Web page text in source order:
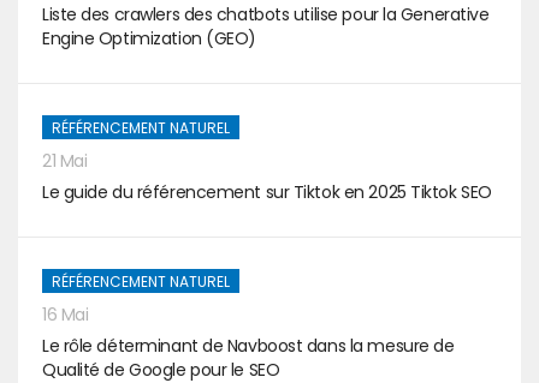
Liste des crawlers des chatbots utilise pour la Generative
Engine Optimization (GEO)
RÉFÉRENCEMENT NATUREL
21 Mai
Le guide du référencement sur Tiktok en 2025 Tiktok SEO
RÉFÉRENCEMENT NATUREL
16 Mai
Le rôle déterminant de Navboost dans la mesure de
Qualité de Google pour le SEO